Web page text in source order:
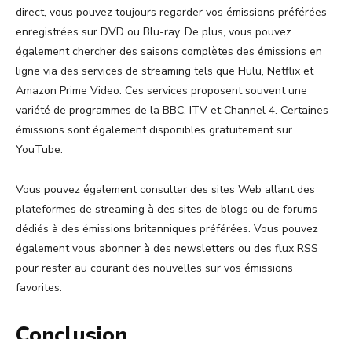
direct, vous pouvez toujours regarder vos émissions préférées
enregistrées sur DVD ou Blu-ray. De plus, vous pouvez
également chercher des saisons complètes des émissions en
ligne via des services de streaming tels que Hulu, Netflix et
Amazon Prime Video. Ces services proposent souvent une
variété de programmes de la BBC, ITV et Channel 4. Certaines
émissions sont également disponibles gratuitement sur
YouTube.
Vous pouvez également consulter des sites Web allant des
plateformes de streaming à des sites de blogs ou de forums
dédiés à des émissions britanniques préférées. Vous pouvez
également vous abonner à des newsletters ou des flux RSS
pour rester au courant des nouvelles sur vos émissions
favorites.